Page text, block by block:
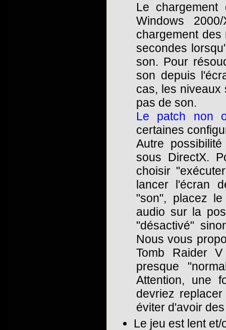
Le
Windows
chargement
secondes
son. Pour
son depuis
cas, les niveaux
pas de son.
Le patch non
certaines
Autre
sous DirectX.
choisir
lancer l'écran
"son", placez
audio sur la
"désactivé"
Nous vous
Tomb Raider
presque
Attention, une
devriez
éviter d'avoir
Le jeu est lent